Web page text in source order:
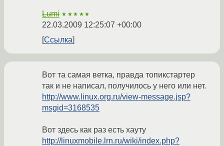
Lumi ★★★★★
22.03.2009 12:25:07 +00:00
Ссылка
Вот та самая ветка, правда топикстартер
так и не написал, получилось у него или нет.
http://www.linux.org.ru/view-message.jsp?
msgid=3168535
Вот здесь как раз есть хауту
http://linuxmobile.lrn.ru/wiki/index.php?